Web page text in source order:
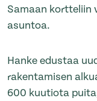
Samaan kortteliin
asuntoa.
Hanke edustaa
rakentamisen
600 kuutiota